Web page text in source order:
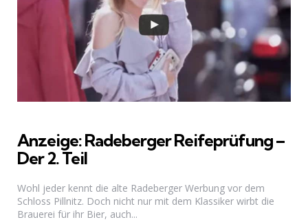
Anzeige: Radeberger Reifeprüfung –
Der 2. Teil
Wohl jeder kennt die alte Radeberger Werbung vor dem
Schloss Pillnitz. Doch nicht nur mit dem Klassiker wirbt die
Brauerei für ihr Bier, auch...